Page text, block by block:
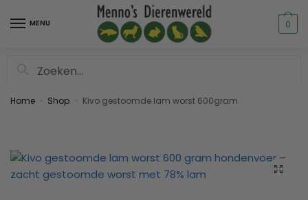
MENU 0
Home Shop Kivo gestoomde lam worst 600gram